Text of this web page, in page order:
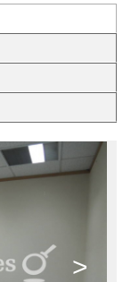
>